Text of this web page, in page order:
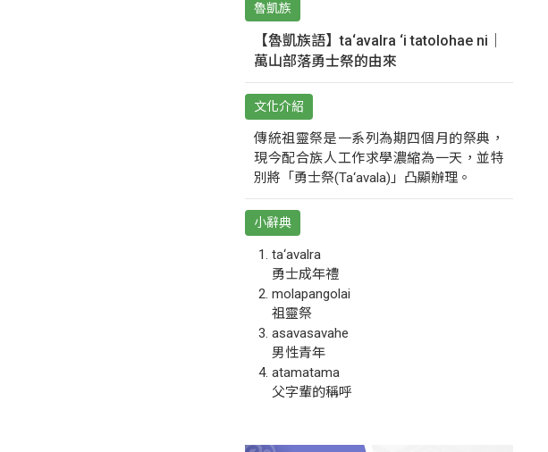
魯凱族
【魯凱族語】ta‘avalra ‘i tatolohae ni｜
萬山部落勇士祭的由來
文化介紹
傳統祖靈祭是一系列為期四個月的祭典，
現今配合族人工作求學濃縮為一天，並特
別將「勇士祭(Ta‘avala)」凸顯辦理。
小辭典
ta‘avalra
勇士成年禮
molapangolai
祖靈祭
asavasavahe
男性青年
atamatama
父字輩的稱呼